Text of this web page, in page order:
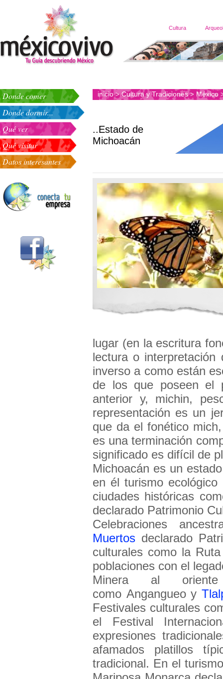
Cultura
Donde comer
Donde dormir...
Qué ver
Qué visitar
Datos interesantes
inicio>Cultura y Tradiciones> México
..Estado de
Michoacán
lugar (en la escritura
lectura o
inverso a como están
de los que poseen el
anterior y, michin,
representación es un
que da el fonético
es una terminación
significado es difícil de
Michoacán es un
en él turismo
ciudades históricas
declarado Patrimonio
Celebraciones
Muertos declarado
culturales como la
poblaciones con el
Minera al
como Angangueo y
Festivales culturales
el Festival
expresiones
afamados platillos
tradicional. En el